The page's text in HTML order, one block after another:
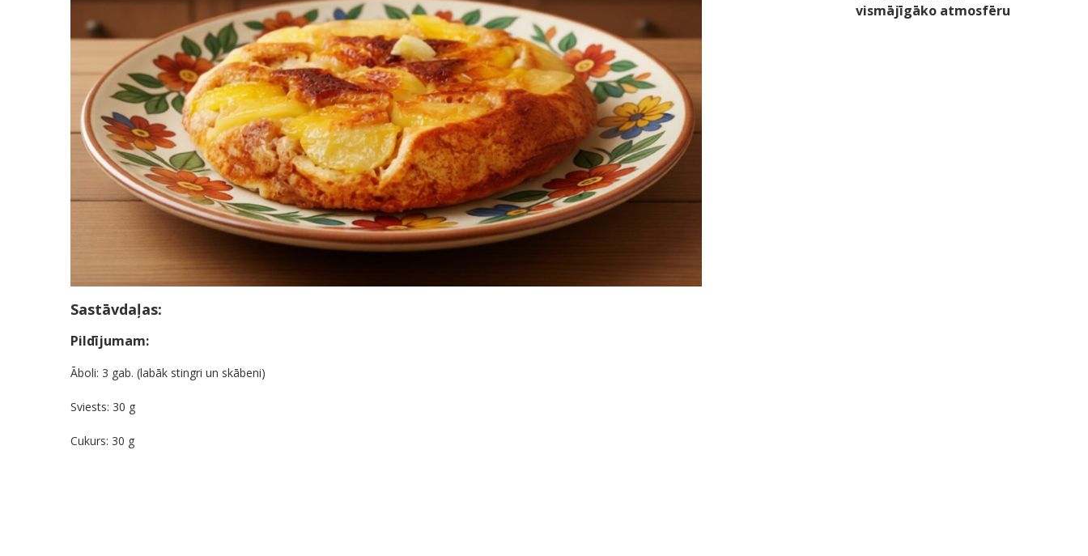
Sastāvdaļas:
Pildījumam:
Āboli: 3 gab. (labāk stingri un skābeni)
Sviests: 30 g
Cukurs: 30 g
vismājīgāko atmosfēru